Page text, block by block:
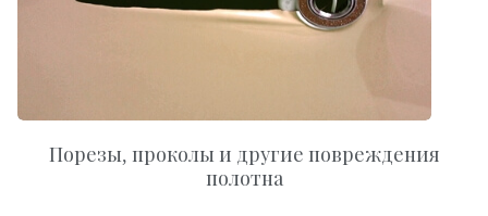
Порезы, проколы и другие повреждения
полотна